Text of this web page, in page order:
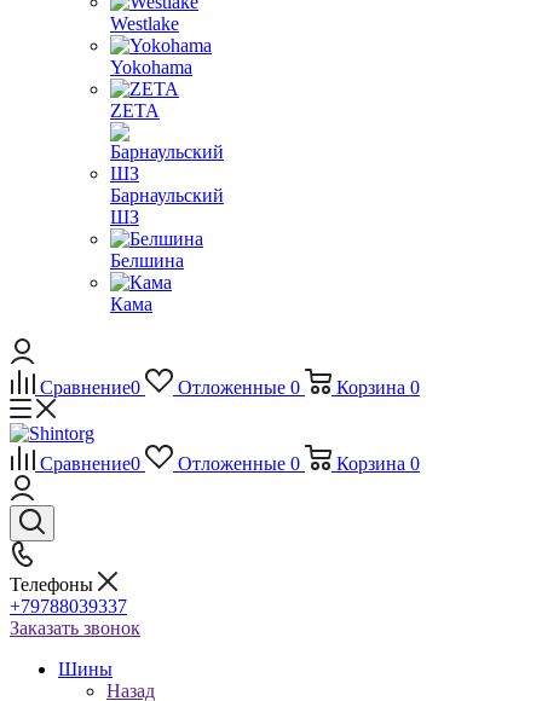
Westlake
Yokohama
ZETA
Барнаульский
ШЗ
Белшина
Кама
Сравнение0 Отложенные 0 Корзина 0
Сравнение0 Отложенные 0 Корзина 0
Телефоны
+79788039337
Заказать звонок
Шины
Назад